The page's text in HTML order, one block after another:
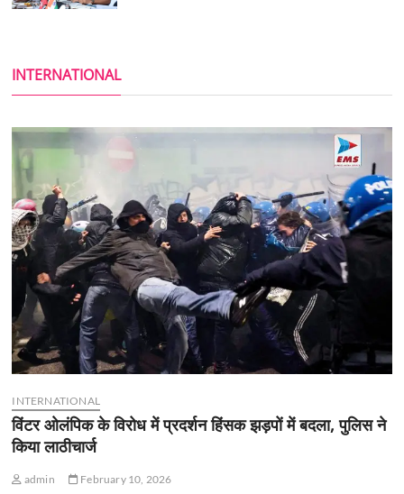
INTERNATIONAL
INTERNATIONAL
विंटर ओलंपिक के विरोध में प्रदर्शन हिंसक झड़पों में बदला, पुलिस ने
किया लाठीचार्ज
admin February 10, 2026